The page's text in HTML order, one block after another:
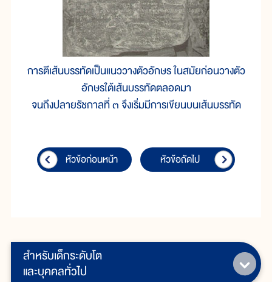
สำหรับเด็กระดับโต
และบุคคลทั่วไป
การตีเส้นบรรทัดเป็นแนววางตัวอักษร ในสมัยก่อนวางตัว
อักษรใต้เส้นบรรทัดตลอดมา
จนถึงปลายรัชกาลที่ ๓ จึงเริ่มมีการเขียนบนเส้นบรรทัด
หัวข้อก่อนหน้า หัวข้อถัดไป